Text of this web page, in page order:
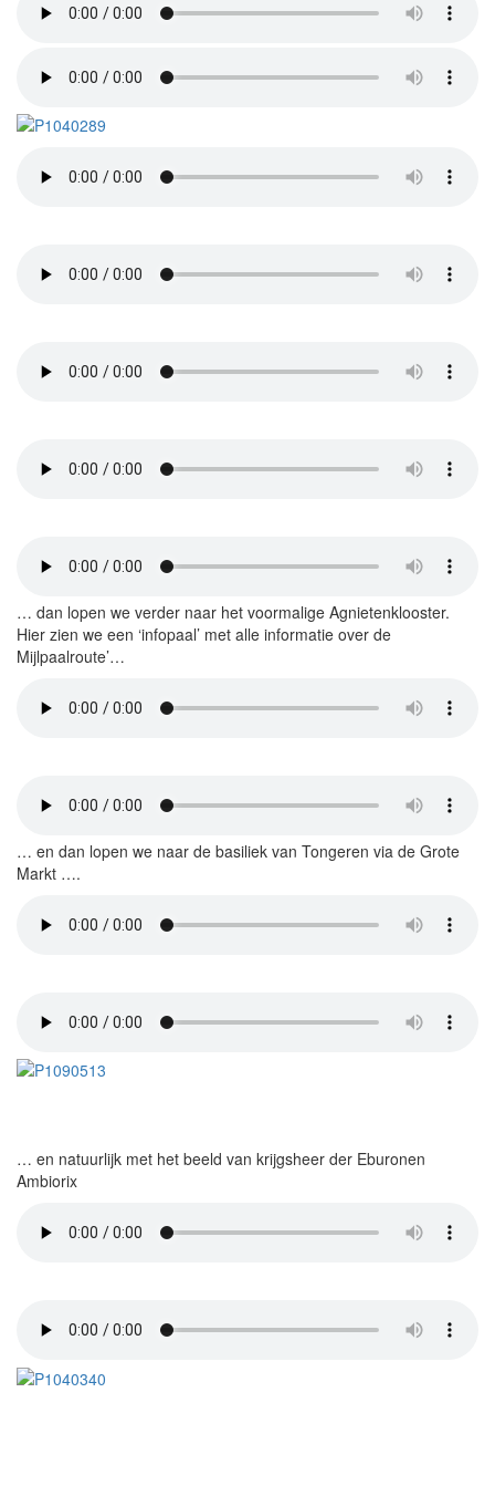
… dan lopen we verder naar het voormalige Agnietenklooster.
Hier zien we een ‘infopaal’ met alle informatie over de
Mijlpaalroute’…
… en dan lopen we naar de basiliek van Tongeren via de Grote
Markt ….
… en natuurlijk met het beeld van krijgsheer der Eburonen
Ambiorix